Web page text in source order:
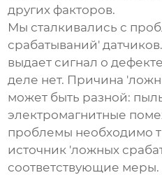
других факторов.
Мы сталкивались с
срабатываний'
выдает сигнал о
деле нет. Причина
может быть разной:
электромагнитные
проблемы необходимо
источник 'ложных
соответствующие